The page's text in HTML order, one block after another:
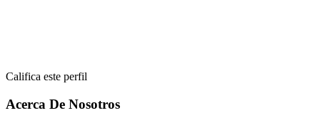
Califica este perfil
Acerca De Nosotros